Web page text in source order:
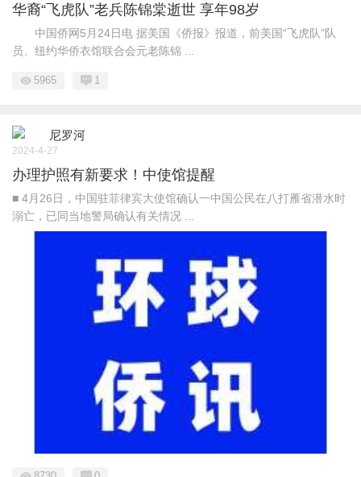
华裔“飞虎队”老兵陈锦棠逝世 享年98岁
中国侨网5月24日电 据美国《侨报》报道，前美国“飞虎队”队
员、纽约华侨衣馆联合会元老陈锦 ...
5965 1
尼罗河
2024-4-27
办理护照有新要求！中使馆提醒
■ 4月26日，中国驻菲律宾大使馆确认一中国公民在八打雁省潜水时
溺亡，已同当地警局确认有关情况 ...